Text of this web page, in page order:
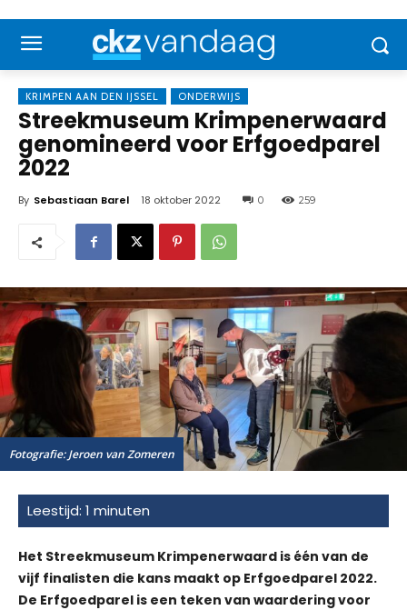
KRIMPEN AAN DEN IJSSEL ONDERWIJS
Streekmuseum Krimpenerwaard
genomineerd voor Erfgoedparel
2022
By Sebastiaan Barel 18 oktober 2022 0 259
Fotografie: Jeroen van Zomeren
Het Streekmuseum Krimpenerwaard is één van de
vijf finalisten die kans maakt op Erfgoedparel 2022.
De Erfgoedparel is een teken van waardering voor